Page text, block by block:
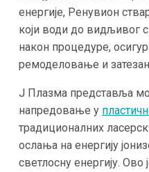
енергије, Ренувион
који води до видљивог
након процедуре,
ремоделовање и
J Плазма представља
напредовање у
традиционалних
ослања на енергију
светлосну енергију.